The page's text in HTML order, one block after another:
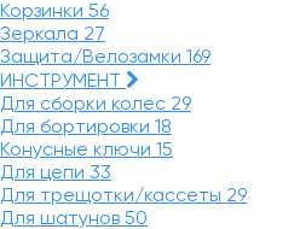
Корзинки 56
Зеркала 27
Защита/Велозамки 169
ИНСТРУМЕНТ
Для сборки колес 29
Для бортировки 18
Конусные ключи 15
Для цепи 33
Для трещотки/кассеты 29
Для шатунов 50